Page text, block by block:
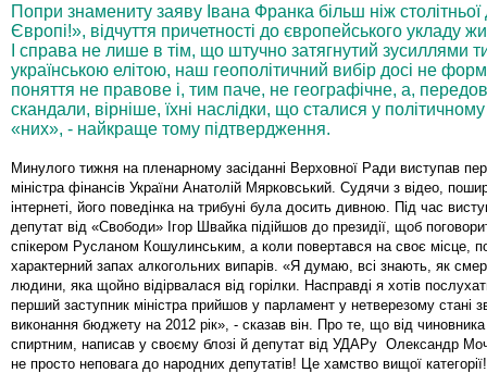
Попри знамениту заяву Івана Франка більш ніж
Європі!», відчуття причетності до європейського укладу
І справа не лише в тім, що штучно затягнутий зусиллями
українською елітою, наш геополітичний вибір досі не
поняття не правове і, тим паче, не географічне, а,
скандали, вірніше, їхні наслідки, що сталися у
«них», - найкраще тому підтвердження.
Минулого тижня на пленарному засіданні Верховної Ради виступав
міністра фінансів України Анатолій Мярковський. Судячи з відео,
інтернеті, його поведінка на трибуні була досить дивною. Під час
депутат від «Свободи» Ігор Швайка підійшов до президії, щоб
спікером Русланом Кошулинським, а коли повертався на своє місце,
характерний запах алкогольних випарів. «Я думаю, всі знають, як
людини, яка щойно відірвалася від горілки. Насправді я хотів
перший заступник міністра прийшов у парламент у нетверезому стані
виконання бюджету на 2012 рік», - сказав він. Про те, що від
спиртним, написав у своєму блозі й депутат від УДАРу Олександр
не просто неповага до народних депутатів! Це хамство вищої